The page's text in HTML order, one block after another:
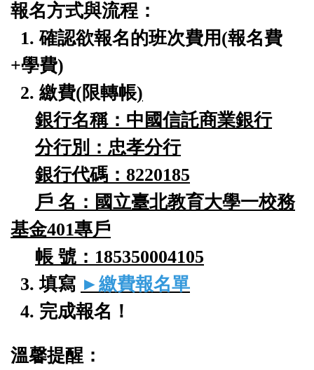
報名方式與流程：
1. 確認欲報名的班次費用(報名費
+學費)
2. 繳費(限轉帳)
銀行名稱：中國信託商業銀行
分行別：忠孝分行
銀行代碼：8220185
戶 名：國立臺北教育大學一校務
基金401專戶
帳 號：185350004105
3. 填寫 ►繳費報名單
4. 完成報名！
溫馨提醒：